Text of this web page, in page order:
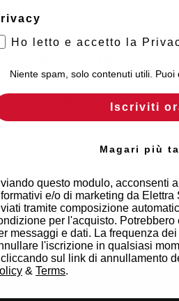
Scopri dove
accedi rapidamente ai
soluzioni in pochi semplici
Mappa
Ho letto e accetto la
Niente spam, solo contenuti utili. Puoi
Iscriviti
Magari più
questo modulo, acconsenti
e/o di marketing da
tramite composizione
per l'acquisto. Potrebbero
messaggi e dati. La frequenza
l'iscrizione in qualsiasi
sul link di annullamento
& Terms.